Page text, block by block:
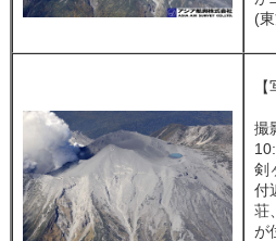
(
撮
剣
付
荘
が